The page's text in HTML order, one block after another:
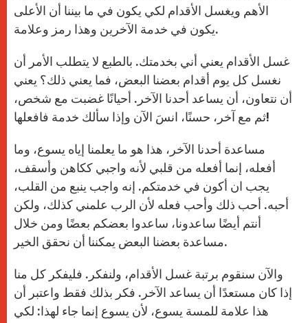
الأهم ويغسل الأقدام لكي يكون في ما بيننا أن الأعلى
يكون في خدمة الآخرين وهذا رمز وعلامة.
غسل الأقدام يعني أني بخدمتك. بالطبع لا يتطلب الأمر أن
نغسل كل يوم أقدام بعضنا البعض، فما يعني ذلك؟ يعني
أن نتعاون، أن يساعد أحدنا الآخر. أحيانًا غضبت مع شخص،
ثم مع آخر، حسنًا، انسَ الآن وإذا سألك خدمة فافعلها!
مساعدة أحدنا الآخر، هذا هو ما يعلمنا إياه يسوع، وما
أفعله، إنما أفعله من قلبي لأنه واجبي ككاهن وأسقف،
يجب ان أكون في خدمتكم. إنه واجب ينبع من القلب،
أحبه. أحب ذلك وأحب فعله لأن الرب علمني كذلك، ولكن
أنتم أيضًا ساعدونا، ساعدوا بعضكم بعضًا ومن خلال
مساعدة بعضنا البعض يمكننا أن نحقق الخير.
والآن سنقوم برتبة غسل الأقدام، ولنفكر. فليفكر كل منا
إذا كان مستعدًا أن يساعد الآخر. فكر بذلك فقط واعتبر أن
هذا علامة للمسة يسوع، لأن يسوع إنما جاء لهذا: لكي